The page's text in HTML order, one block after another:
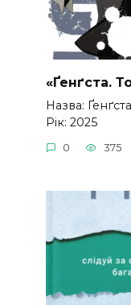
«Ґенґста.
Назва:
Рік: 2025
0 375